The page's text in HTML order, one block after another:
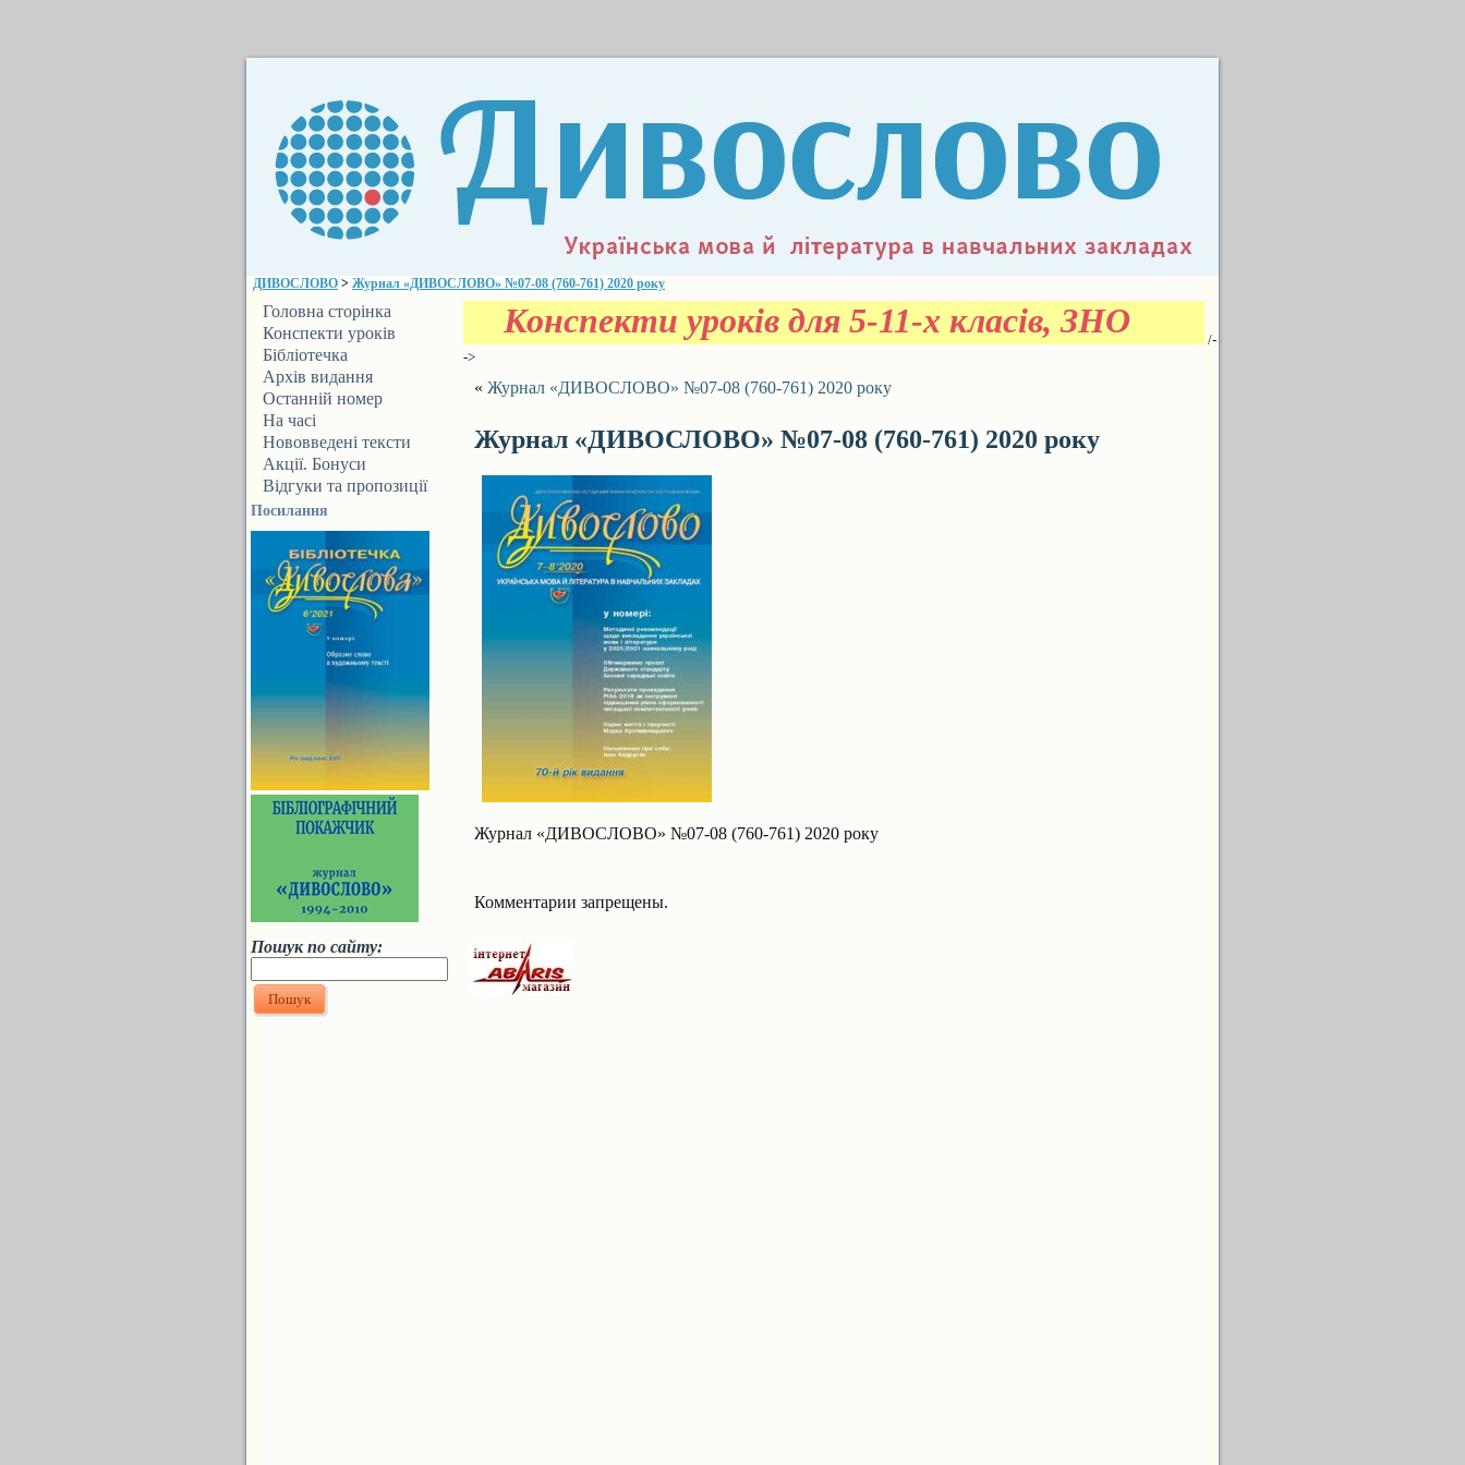
ДИВОСЛОВО > Журнал «ДИВОСЛОВО» №07-08 (760-761) 2020 року
Головна сторінка
Конспекти уроків
Бібліотечка
ДИВОСЛОВА
Архів видання
Останній номер
На часі
Нововведені тексти
Акції. Бонуси
Відгуки та пропозиції
Посилання
Пошук по сайту:
Конспекти уроків для 5-11-х класів, ЗНО
/-
->
« Журнал «ДИВОСЛОВО» №07-08 (760-761) 2020 року
Журнал «ДИВОСЛОВО» №07-08 (760-761) 2020 року
Журнал «ДИВОСЛОВО» №07-08 (760-761) 2020 року
Комментарии запрещены.